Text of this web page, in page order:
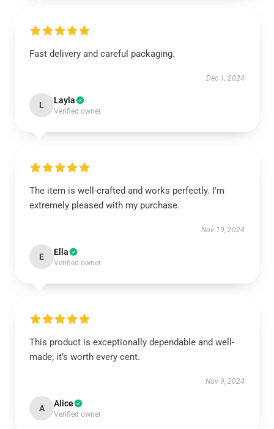
Fast delivery and careful packaging.
Dec 1, 2024
L Layla
Verified owner
The item is well-crafted and works perfectly. I'm
extremely pleased with my purchase.
Nov 19, 2024
E Ella
Verified owner
This product is exceptionally dependable and well-
made; it’s worth every cent.
Nov 9, 2024
A Alice
Verified owner